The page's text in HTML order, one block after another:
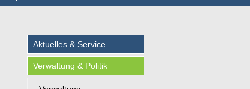
Aktuelles & Service
Verwaltung & Politik